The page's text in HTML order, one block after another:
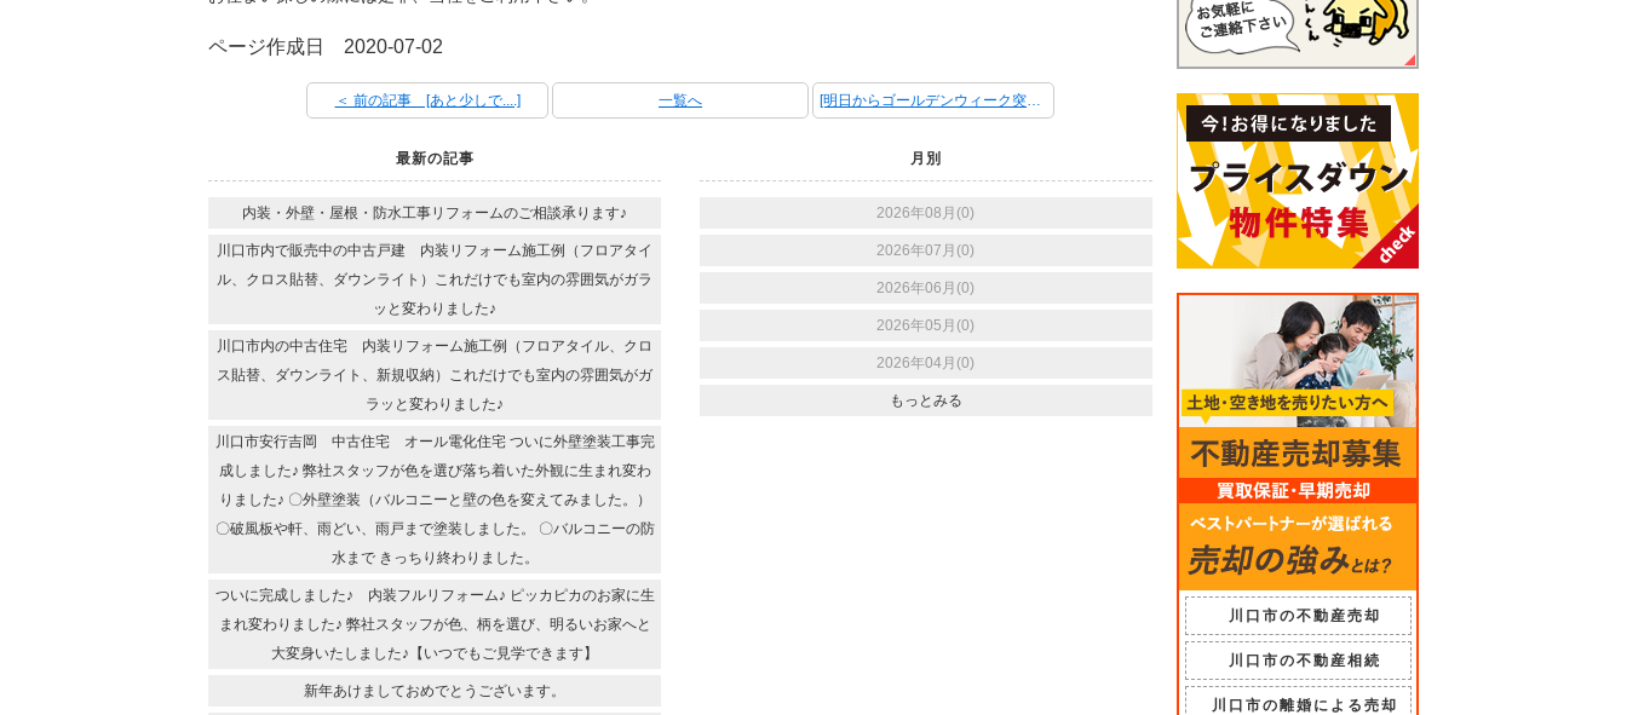
ページ作成日 2020-07-02
＜ 前の記事 [あと少しで....] 一覧へ [明日からゴールデンウィーク突入です♪] 次の記事 ＞
最新の記事
内装・外壁・屋根・防水工事リフォームのご相談承ります♪
川口市内で販売中の中古戸建 内装リフォーム施工例（フロアタイ
ル、クロス貼替、ダウンライト）これだけでも室内の雰囲気がガラ
ッと変わりました♪
川口市内の中古住宅 内装リフォーム施工例（フロアタイル、クロ
ス貼替、ダウンライト、新規収納）これだけでも室内の雰囲気がガ
ラッと変わりました♪
川口市安行吉岡 中古住宅 オール電化住宅 ついに外壁塗装工事完
成しました♪ 弊社スタッフが色を選び落ち着いた外観に生まれ変わ
りました♪ 〇外壁塗装（バルコニーと壁の色を変えてみました。）
〇破風板や軒、雨どい、雨戸まで塗装しました。 〇バルコニーの防
水まで きっちり終わりました。
ついに完成しました♪ 内装フルリフォーム♪ ピッカピカのお家に生
まれ変わりました♪ 弊社スタッフが色、柄を選び、明るいお家へと
大変身いたしました♪【いつでもご見学できます】
新年あけましておめでとうございます。
月別
2026年08月(0)
2026年07月(0)
2026年06月(0)
2026年05月(0)
2026年04月(0)
もっとみる
川口市の不動産売却
川口市の不動産相続
川口市の離婚による売却